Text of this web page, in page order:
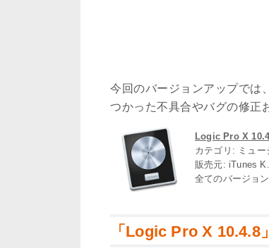
今回のバージョンアップでは
つかった不具合やバグの修正
Logic Pro X
カテゴリ: ミュー
販売元: iTunes
全てのバージョ
「Logic Pro X 10.4.8